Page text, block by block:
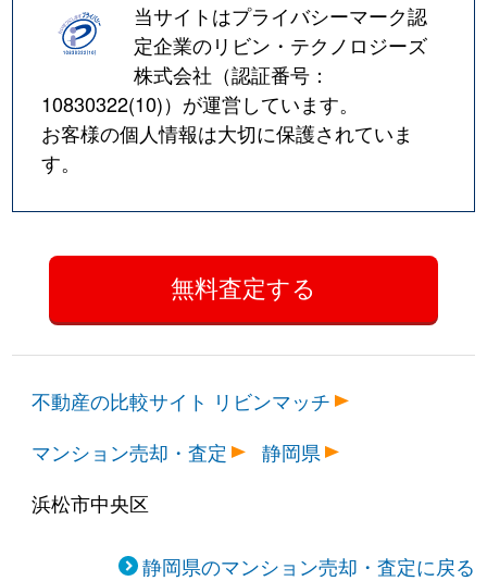
当サイトはプライバシーマーク認
定企業のリビン・テクノロジーズ
株式会社（認証番号：
10830322(10)）が運営しています。
お客様の個人情報は大切に保護されていま
す。
不動産の比較サイト リビンマッチ
マンション売却・査定
静岡県
浜松市中央区
静岡県のマンション売却・査定に戻る